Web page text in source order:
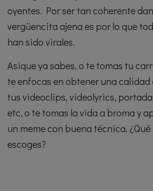
oyentes. Por ser tan coherente
vergüencita ajena es por lo que
han sido virales.
Asique ya sabes, o te tomas tu
te enfocas en obtener una
tus videoclips, videolyrics,
etc, o te tomas la vida a broma y
un meme con buena técnica.
escoges?